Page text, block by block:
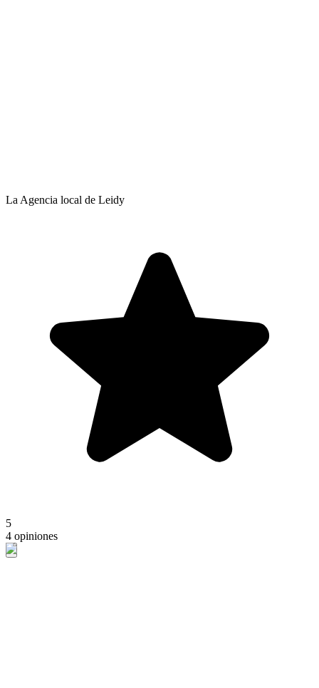
La Agencia local de Leidy
5
4 opiniones